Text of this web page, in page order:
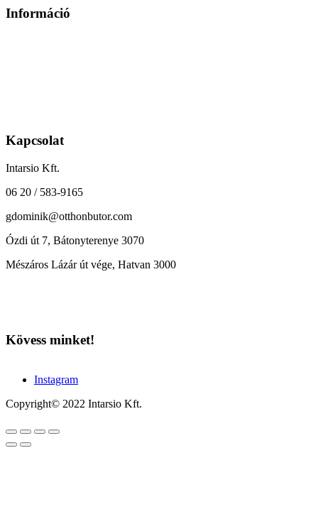
Információ
Kapcsolat
Intarsio Kft.
06 20 / 583-9165
gdominik@otthonbutor.com
Ózdi út 7, Bátonyterenye 3070
Mészáros Lázár út vége, Hatvan 3000
Kövess minket!
Instagram
Copyright© 2022 Intarsio Kft.